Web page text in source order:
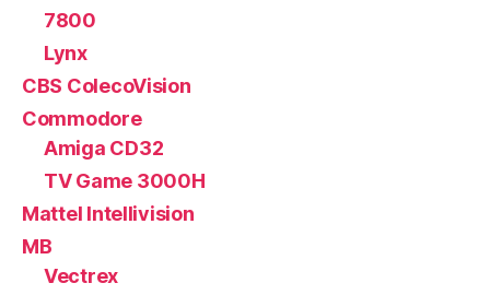
7800
Lynx
CBS ColecoVision
Commodore
Amiga CD32
TV Game 3000H
Mattel Intellivision
MB
Vectrex